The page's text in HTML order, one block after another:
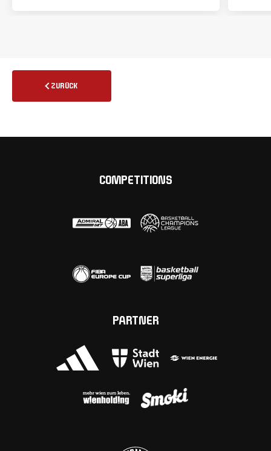
ZURÜCK
COMPETITIONS
PARTNER